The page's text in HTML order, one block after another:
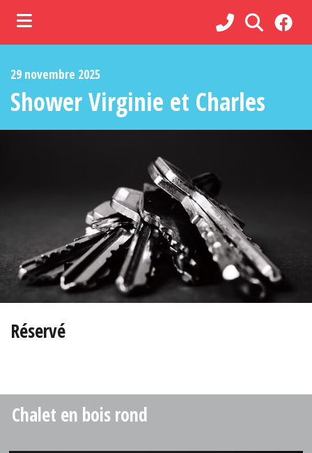
(Services )
(Commerces et tourisme )
29 novembre 2025
Shower Virginie et Charles
Réservé
Chalet en bois rond